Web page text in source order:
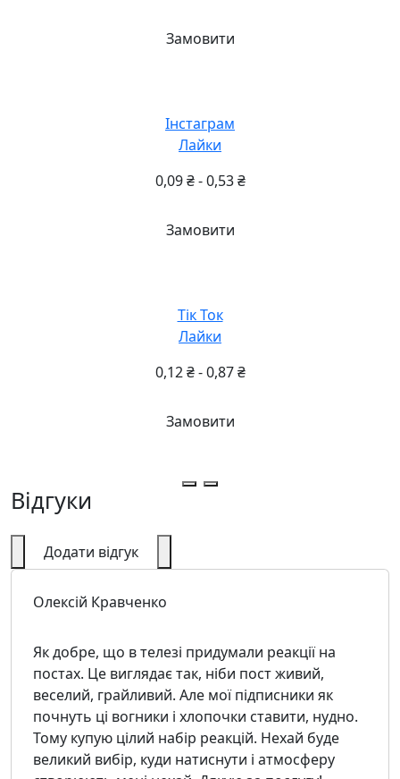
Замовити
Інстаграм
Лайки
0,09₴-0,53₴
Замовити
Тік Ток
Лайки
0,12₴-0,87₴
Замовити
Відгуки
Додати відгук
Олексій Кравченко
Як добре, що в телезі придумали реакції на
постах. Це виглядає так, ніби пост живий,
веселий, грайливий. Але мої підписники як
почнуть ці вогники і хлопочки ставити, нудно.
Тому купую цілий набір реакцій. Нехай буде
великий вибір, куди натиснути і атмосферу